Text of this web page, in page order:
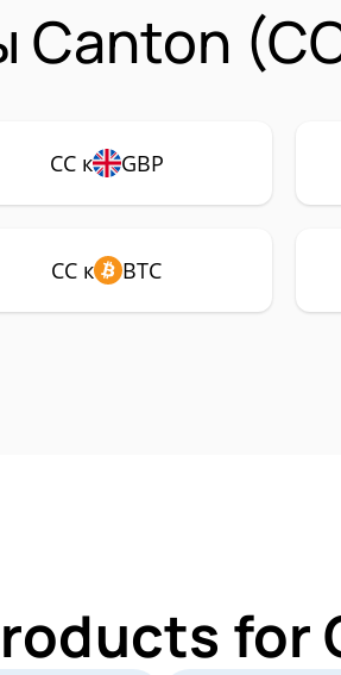
Canton
CC к GBP
CC к BTC
for